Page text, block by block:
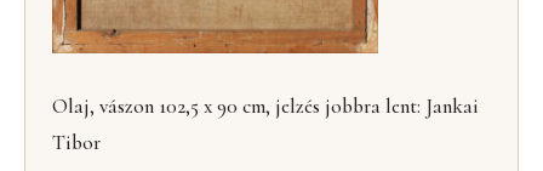
Olaj, vászon 102,5 x 90 cm, jelzés jobbra lent: Jankai
Tibor